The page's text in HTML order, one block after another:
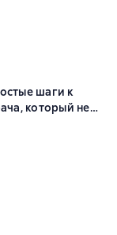
основе 9 оценок
шаги к
который не
основе 14 оценок